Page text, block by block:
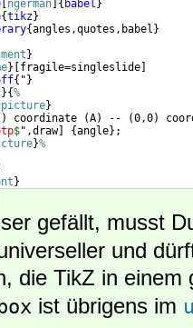
ngerman { babel }
{tikz}
{angles,quotes,babel }
}
} fragile=singleslide
{ " }
}{%
}
) coordinate (A) -- (0,0)
$",draw] {angle} ;
}%
}
gefällt, musst
und
die TikZ in
ist übrigens im